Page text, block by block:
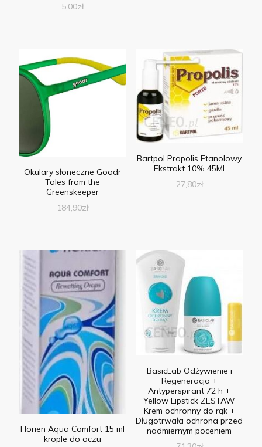
5,00zł
Okulary słoneczne Goodr
Tales from the
Greenskeeper
184,90zł
Bartpol Propolis Etanolowy
Ekstrakt 10% 45Ml
27,80zł
Horien Aqua Comfort 15 ml
krople do oczu
BasicLab Odżywienie i
Regeneracja +
Antyperspirant 72 h +
Yellow Lipstick ZESTAW
Krem ochronny do rąk +
Długotrwała ochrona przed
nadmiernym poceniem